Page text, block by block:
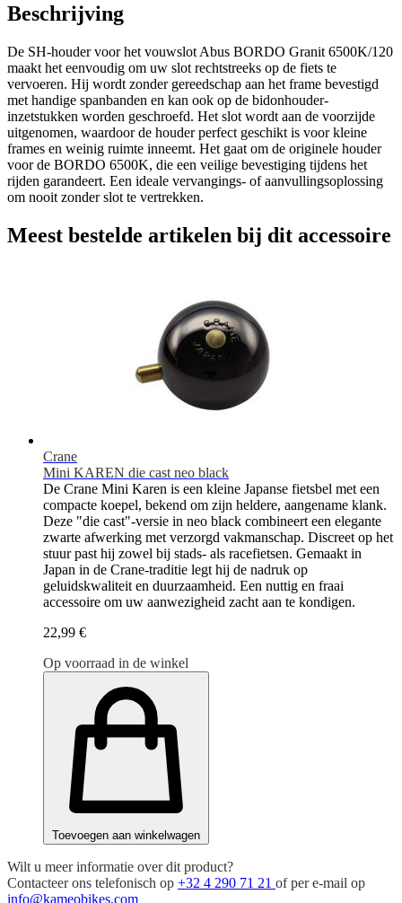
Beschrijving
De SH-houder voor het vouwslot Abus BORDO Granit 6500K/120
maakt het eenvoudig om uw slot rechtstreeks op de fiets te
vervoeren. Hij wordt zonder gereedschap aan het frame bevestigd
met handige spanbanden en kan ook op de bidonhouder-
inzetstukken worden geschroefd. Het slot wordt aan de voorzijde
uitgenomen, waardoor de houder perfect geschikt is voor kleine
frames en weinig ruimte inneemt. Het gaat om de originele houder
voor de BORDO 6500K, die een veilige bevestiging tijdens het
rijden garandeert. Een ideale vervangings- of aanvullingsoplossing
om nooit zonder slot te vertrekken.
Meest bestelde artikelen bij dit accessoire
Crane
Mini KAREN die cast neo black
De Crane Mini Karen is een kleine Japanse fietsbel met een
compacte koepel, bekend om zijn heldere, aangename klank.
Deze "die cast"-versie in neo black combineert een elegante
zwarte afwerking met verzorgd vakmanschap. Discreet op het
stuur past hij zowel bij stads- als racefietsen. Gemaakt in
Japan in de Crane-traditie legt hij de nadruk op
geluidskwaliteit en duurzaamheid. Een nuttig en fraai
accessoire om uw aanwezigheid zacht aan te kondigen.
22,99 €
Op voorraad in de winkel
Toevoegen aan winkelwagen
Wilt u meer informatie over dit product?
Contacteer ons telefonisch op +32 4 290 71 21 of per e-mail op
info@kameobikes.com